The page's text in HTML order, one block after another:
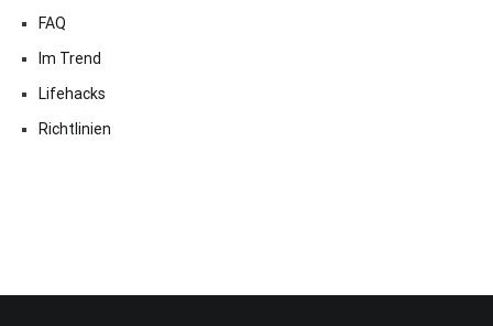
FAQ
Im Trend
Lifehacks
Richtlinien